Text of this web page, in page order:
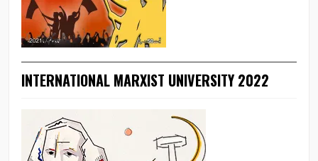
INTERNATIONAL MARXIST UNIVERSITY 2022